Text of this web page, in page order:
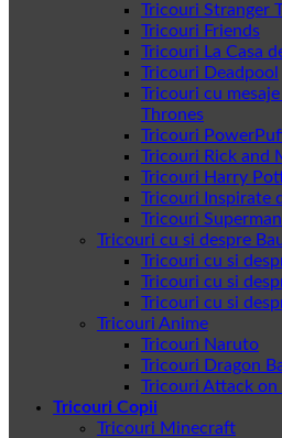
Tricouri Stranger
Tricouri Friends
Tricouri La Casa
Tricouri Deadpool
Tricouri cu
Thrones
Tricouri
Tricouri Rick and
Tricouri Harry
Tricouri Inspirate
Tricouri Superman
Tricouri cu si despre
Tricouri cu si
Tricouri cu si
Tricouri cu si
Tricouri Anime
Tricouri Naruto
Tricouri Dragon
Tricouri Attack on
Tricouri Copii
Tricouri Minecraft